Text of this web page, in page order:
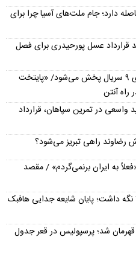
یک قهرمانی تا المپیک ۲۰۲۸ فاصله دارد؛ جام ملت‌های آسیا چرا برای
قرارداد عسل پورحیدری برای فصل
انقلاب در کنداکتور تلویزیون؛ هفته‌ای ۹ سریال پخش می‌شود/ «پایتخت
واسعی در تمرین سپاهان، قرارداد
رضاوند راهی تبریز می‌شود؟
به ایران برنمی‌گردم» / مقصد
سپاهان عارف حاجی‌عیدی را تا ۱۴۰۷ نگه داشت؛ پایان شایعه جدایی هافبک
قهرمان شد؛ پرسپولیس در قعر جدول